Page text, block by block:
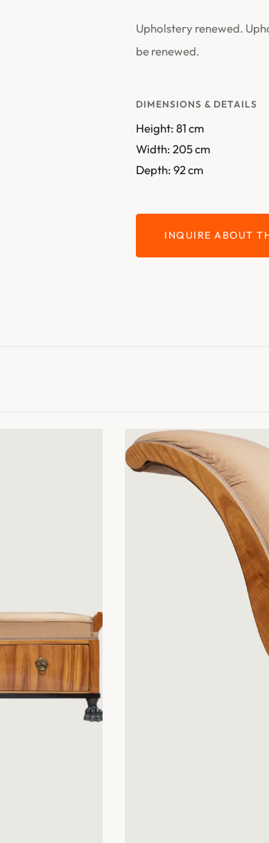
Upholstery renewed.
be renewed.
DIMENSIONS & DETAILS
Height: 81 cm
Width: 205 cm
Depth: 92 cm
INQUIRE ABOUT